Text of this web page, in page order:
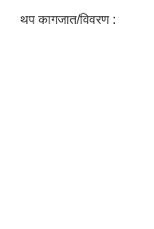
थप कागजात/विवरण :